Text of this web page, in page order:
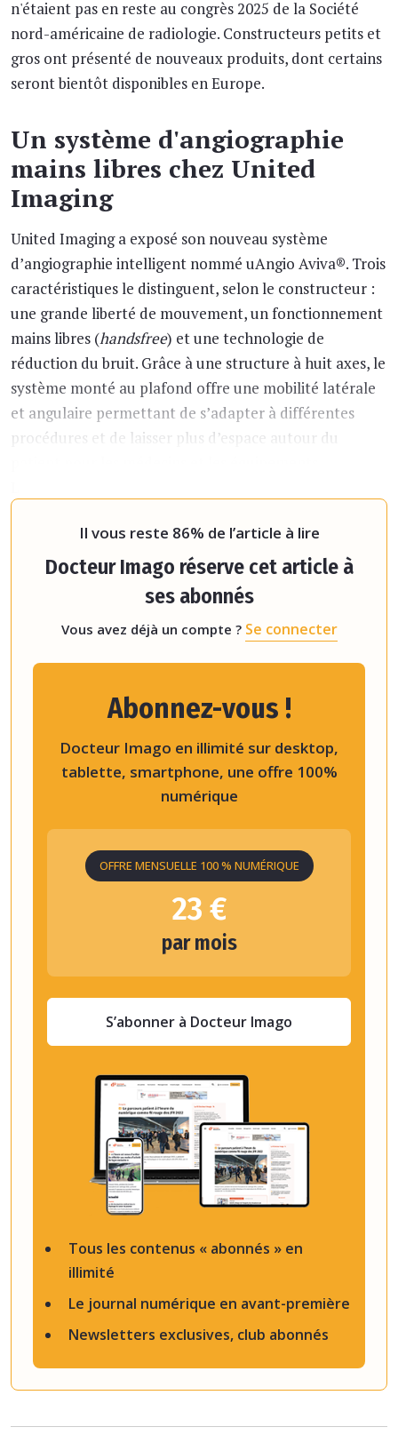
n'étaient pas en reste au congrès 2025 de la Société
nord-américaine de radiologie. Constructeurs petits et
gros ont présenté de nouveaux produits, dont certains
seront bientôt disponibles en Europe.
Un système d'angiographie
mains libres chez United
Imaging
United Imaging a exposé son nouveau système
d’angiographie intelligent nommé uAngio Aviva®. Trois
caractéristiques le distinguent, selon le constructeur :
une grande liberté de mouvement, un fonctionnement
mains libres (handsfree) et une technologie de
réduction du bruit. Grâce à une structure à huit axes, le
système monté au plafond offre une mobilité latérale
et angulaire permettant de s’adapter à différentes
procédures et de laisser plus d’espace autour du
Il vous reste 86% de l’article à lire
Docteur Imago réserve cet article à
ses abonnés
Vous avez déjà un compte ? Se connecter
Tous les contenus « abonnés » en
illimité
Le journal numérique en avant-première
Newsletters exclusives, club abonnés
Abonnez-vous !
Docteur Imago en illimité sur desktop,
tablette, smartphone, une offre 100%
numérique
OFFRE MENSUELLE 100 % NUMÉRIQUE
23 €
par mois
S’abonner à Docteur Imago